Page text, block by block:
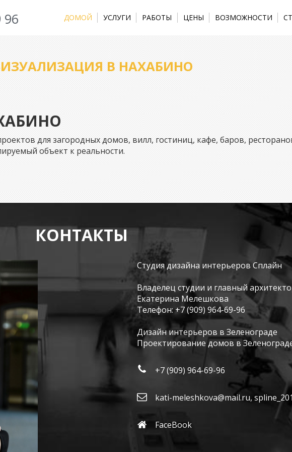
96 ДОМОЙ УСЛУГИ РАБОТЫ ЦЕНЫ ВОЗМОЖНОСТИ
В НАХАБИНО
для загородных домов, вилл, гостиниц, кафе, баров,
объект к реальности.
КОНТАКТЫ
Студия дизайна интерьеров Сплайн
Владелец студии и главный
Екатерина Мелешкова
Телефон:+7 (909) 964-69-96
Дизайн интерьеров в Зеленограде
Проектирование домов в
+7 (909) 964-69-96
kati-meleshkova@mail.ru,
FaceBook